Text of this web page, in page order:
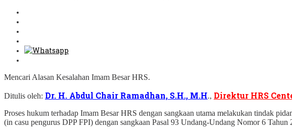
Mencari Alasan Kesalahan Imam Besar HRS.
Ditulis oleh: Dr. H. Abdul Chair Ramadhan, S.H., M.H., Direktur HRS
Proses hukum terhadap Imam Besar HRS dengan sangkaan utama melakukan tindak
(in casu pengurus DPP FPI) dengan sangkaan Pasal 93 Undang-Undang Nomor 6